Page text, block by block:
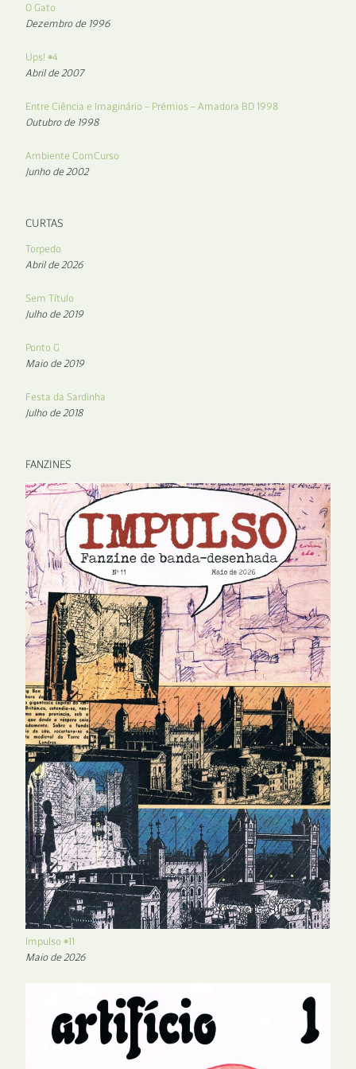
O Gato
Dezembro de 1996
Ups! #4
Abril de 2007
Entre Ciência e Imaginário – Prémios – Amadora BD 1998
Outubro de 1998
Ambiente ComCurso
Junho de 2002
CURTAS
Torpedo
Abril de 2026
Sem Título
Julho de 2019
Ponto G
Maio de 2019
Festa da Sardinha
Julho de 2018
FANZINES
Impulso #11
Maio de 2026